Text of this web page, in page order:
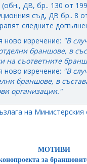
ДВ, бр.. 130 от
съд, ДВ бр.. 8
следните
ново изречение: "В
браншове, в
на съответните
ново изречение: "В
браншове, в
организации."
на Министерския
МОТИВИ
за